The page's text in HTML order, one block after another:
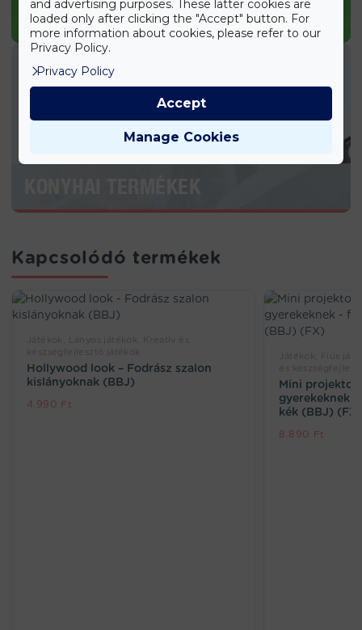
KERTI TERMÉKEK
Kapcsolódó termékek
Hollywood look – Fodrász szalon
kislányoknak (BBJ)
4.990 Ft
Mini
gyerekeknek
kék (BBJ) (FX)
8.890 Ft
and advertising purposes. These latter cookies are
loaded only after clicking the "Accept" button. For
more information about cookies, please refer to our
Privacy Policy.
Privacy Policy
Manage Cookies
Accept